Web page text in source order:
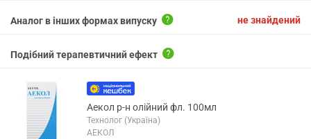
не знайдений
Аналог в інших формах випуску
Подібний терапевтичний ефект
Аекол р-н олійний фл. 100мл
Технолог (Україна)
АЕКОЛ